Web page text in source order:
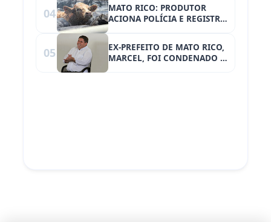
04
MATO RICO: PRODUTOR
ACIONA POLÍCIA E REGISTRA
05
EX-PREFEITO DE MATO RICO,
MARCEL, FOI CONDENADO À